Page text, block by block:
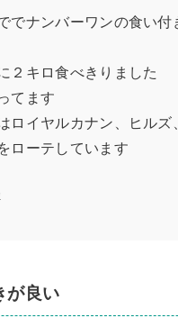
でナンバーワンの食い付
２キロ食べきりました
てます
ロイヤルカナン、ヒルズ
ローテしています
が良い